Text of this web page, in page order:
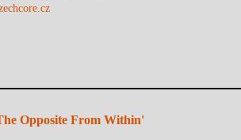
Opposite From Within'